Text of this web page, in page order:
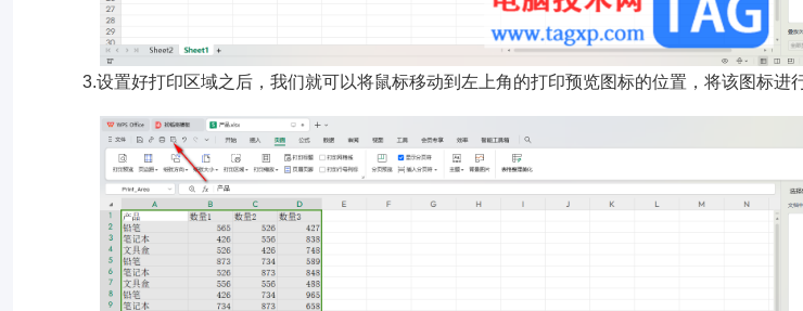
3.设置好打印区域之后，我们就可以将鼠标移动到左上角的打印预览图标的位置，将该图标进行